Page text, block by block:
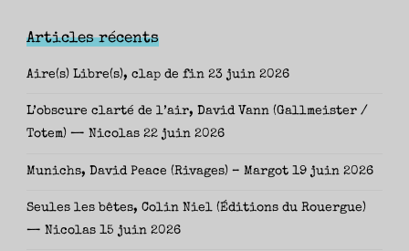
Articles récents
Aire(s) Libre(s), clap de fin 23 juin 2026
L’obscure clarté de l’air, David Vann (Gallmeister /
Totem) — Nicolas 22 juin 2026
Munichs, David Peace (Rivages) – Margot 19 juin 2026
Seules les bêtes, Colin Niel (Éditions du Rouergue)
— Nicolas 15 juin 2026